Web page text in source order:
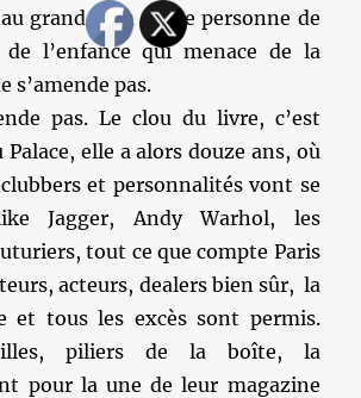
grand dam d’une personne de
l’enfance qui menace de la
s’amende pas.
pas. Le clou du livre, c’est
Palace, elle a alors douze ans, où
et personnalités vont se
Jagger, Andy Warhol, les
tout ce que compte Paris
acteurs, dealers bien sûr, la
et tous les excès sont permis.
piliers de la boîte, la
pour la une de leur magazine